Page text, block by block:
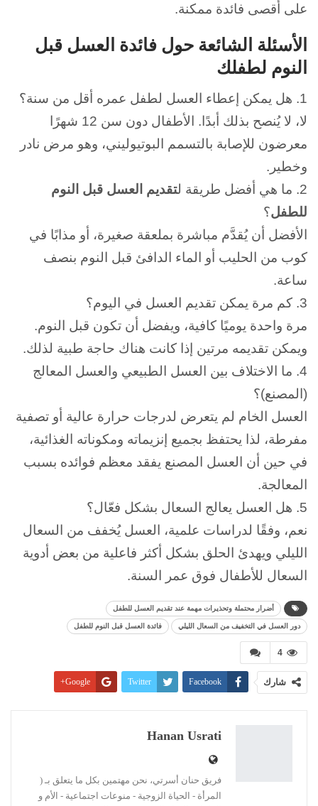
على أقصى فائدة ممكنة.
الأسئلة الشائعة حول فائدة العسل قبل
النوم لطفلك
1. هل يمكن إعطاء العسل لطفل عمره أقل من سنة؟
لا، لا يُنصح بذلك أبدًا.
الأطفال دون سن 12 شهرًا
معرضون للإصابة بالتسمم البوتيوليني، وهو مرض نادر
وخطير.
2. ما هي أفضل طريقة لتقديم العسل قبل النوم
للطفل؟
الأفضل أن يُقدَّم مباشرة بملعقة صغيرة، أو مذابًا في
كوب من الحليب أو الماء الدافئ قبل النوم بنصف
ساعة.
3. كم مرة يمكن تقديم العسل في اليوم؟
مرة واحدة يوميًا كافية، ويفضل أن تكون قبل النوم.
ويمكن تقديمه مرتين إذا كانت هناك حاجة طبية لذلك.
4. ما الاختلاف بين العسل الطبيعي والعسل المعالج
(المصنع)؟
العسل الخام لم يتعرض لدرجات حرارة عالية أو تصفية
مفرطة، لذا يحتفظ بجميع إنزيماته ومكوناته الغذائية،
في حين أن العسل المصنع يفقد معظم فوائده بسبب
المعالجة.
5. هل العسل يعالج السعال بشكل فعّال؟
نعم، وفقًا لدراسات علمية، العسل يُخفف من السعال
الليلي ويهدئ الحلق بشكل أكثر فاعلية من بعض أدوية
السعال للأطفال فوق عمر السنة.
أضرار محتملة وتحذيرات مهمة عند تقديم العسل للطفل
دور العسل في التخفيف من السعال الليلي فائدة العسل قبل النوم للطفل
4
شارك Facebook
Twitter
Google+
Linkedin
Hanan Usrati
فريق حنان أسرتي، نحن مهتمين بكل ما يتعلق بـ (
المرأة - الحياة الزوجية - منوعات اجتماعية - الأم و